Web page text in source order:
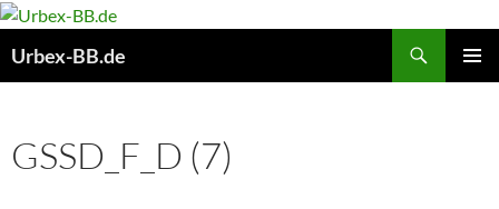
Urbex-BB.de
GSSD_F_D (7)